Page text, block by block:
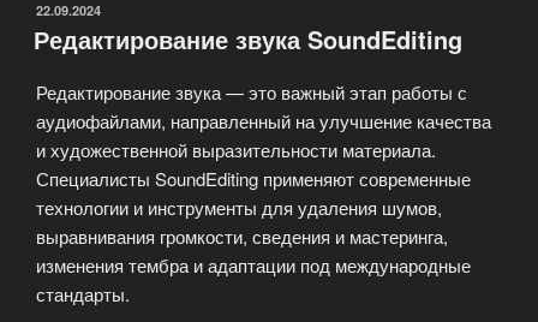
мастеринга
материала»
ОПУБЛИКОВАНО
22.09.2024
Редактирование звука SoundEditing
Редактирование звука — это важный этап работы с
аудиофайлами, направленный на улучшение качества
и художественной выразительности материала.
Специалисты SoundEditing применяют современные
технологии и инструменты для удаления шумов,
выравнивания громкости, сведения и мастеринга,
изменения тембра и адаптации под международные
стандарты.